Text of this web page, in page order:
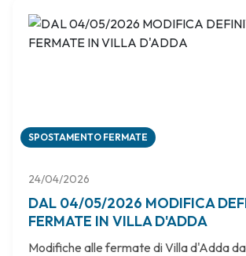
SPOSTAMENTO FERMATE
24/04/2026
DAL 04/05/2026 MODIFICA
FERMATE IN VILLA D'ADDA
Modifiche alle fermate di Villa d'Adda